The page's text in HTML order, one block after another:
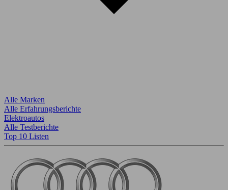
Alle Marken
Alle Erfahrungsberichte
Elektroautos
Alle Testberichte
Top 10 Listen